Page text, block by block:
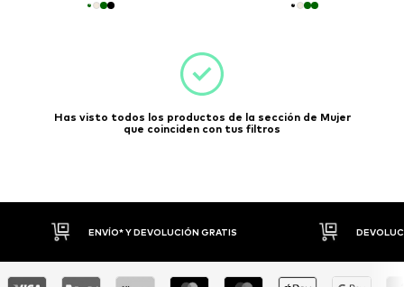
Has visto todos los productos de la sección de Mujer
que coinciden con tus filtros
Y DEVOLUCIÓN GRATIS DEVOLUCIONES HASTA 30 DÍAS